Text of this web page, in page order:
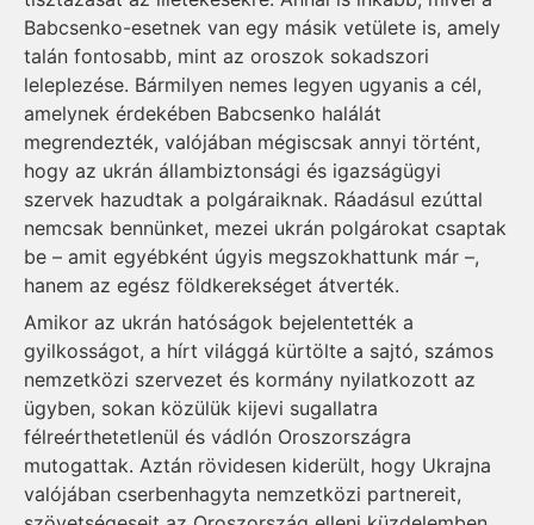
Babcsenko-esetnek van egy másik vetülete is, amely
talán fontosabb, mint az oroszok sokadszori
leleplezése. Bármilyen nemes legyen ugyanis a cél,
amelynek érdekében Babcsenko halálát
megrendezték, valójában mégiscsak annyi történt,
hogy az ukrán állambiztonsági és igazságügyi
szervek hazudtak a polgáraiknak. Ráadásul ezúttal
nemcsak bennünket, mezei ukrán polgárokat csaptak
be – amit egyébként úgyis megszokhattunk már –,
hanem az egész földkerekséget átverték.
Amikor az ukrán hatóságok bejelentették a
gyilkosságot, a hírt világgá kürtölte a sajtó, számos
nemzetközi szervezet és kormány nyilatkozott az
ügyben, sokan közülük kijevi sugallatra
félreérthetetlenül és vádlón Oroszországra
mutogattak. Aztán rövidesen kiderült, hogy Ukrajna
valójában cserbenhagyta nemzetközi partnereit,